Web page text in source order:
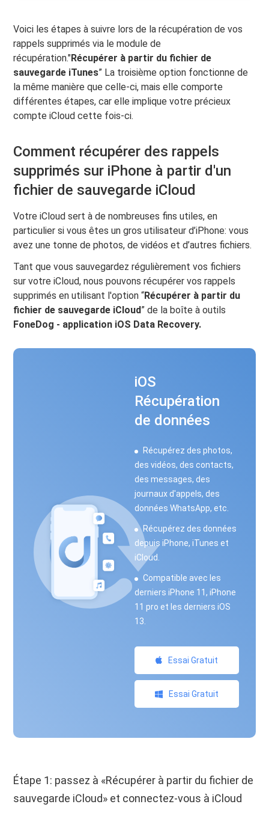
Voici les étapes à suivre lors de la récupération de vos
rappels supprimés via le module de
récupération."Récupérer à partir du fichier de
sauvegarde iTunes” La troisième option fonctionne de
la même manière que celle-ci, mais elle comporte
différentes étapes, car elle implique votre précieux
compte iCloud cette fois-ci.
Comment récupérer des rappels
supprimés sur iPhone à partir d'un
fichier de sauvegarde iCloud
Votre iCloud sert à de nombreuses fins utiles, en
particulier si vous êtes un gros utilisateur d’iPhone: vous
avez une tonne de photos, de vidéos et d’autres fichiers.
Tant que vous sauvegardez régulièrement vos fichiers
sur votre iCloud, nous pouvons récupérer vos rappels
supprimés en utilisant l'option “Récupérer à partir du
fichier de sauvegarde iCloud” de la boîte à outils
FoneDog - application iOS Data Recovery.
iOS
Récupération
de données
Récupérez des photos,
des vidéos, des contacts,
des messages, des
journaux d'appels, des
données WhatsApp, etc.
Récupérez des données
depuis iPhone, iTunes et
iCloud.
Compatible avec les
derniers iPhone 11, iPhone
11 pro et les derniers iOS
13.
Essai Gratuit
Essai Gratuit
Étape 1: passez à «Récupérer à partir du fichier de
sauvegarde iCloud» et connectez-vous à iCloud